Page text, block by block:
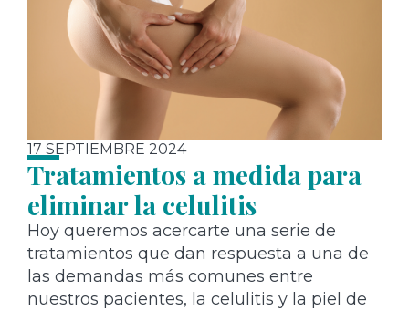
17 SEPTIEMBRE 2024
Tratamientos a medida para
eliminar la celulitis
Hoy queremos acercarte una serie de
tratamientos que dan respuesta a una de
las demandas más comunes entre
nuestros pacientes, la celulitis y la piel de